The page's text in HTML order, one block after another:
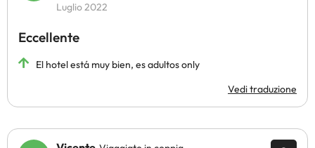
Luglio 2022
Eccellente
El hotel está muy bien, es adultos only
Vedi traduzione